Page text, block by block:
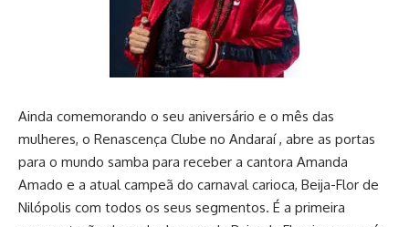
Ainda comemorando o seu aniversário e o mês das
mulheres, o Renascença Clube no Andaraí , abre as portas
para o mundo samba para receber a cantora Amanda
Amado e a atual campeã do carnaval carioca, Beija-Flor de
Nilópolis com todos os seus segmentos. É a primeira